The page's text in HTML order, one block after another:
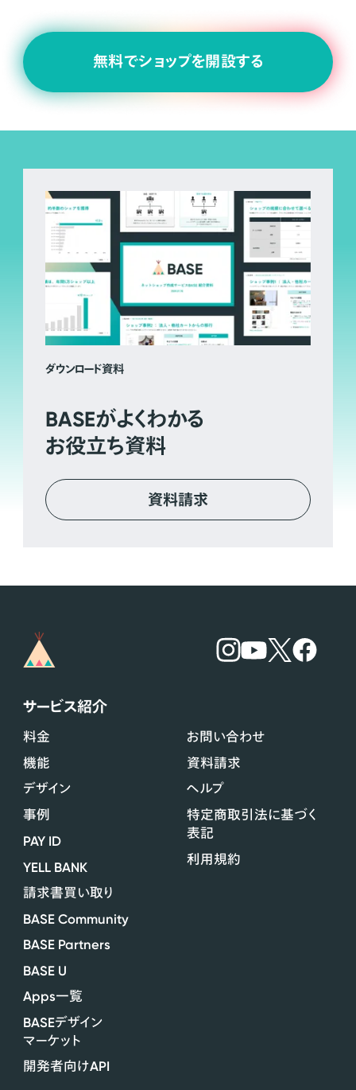
無料でショップを開設する
ダウンロード資料
BASEがよくわかる
お役立ち資料
資料請求
サービス紹介
料金
機能
デザイン
事例
PAY ID
YELL BANK
請求書買い取り
BASE Community
BASE Partners
BASE U
Apps一覧
BASEデザイン
マーケット
開発者向けAPI
お問い合わせ
資料請求
ヘルプ
特定商取引法に基づく
表記
利用規約